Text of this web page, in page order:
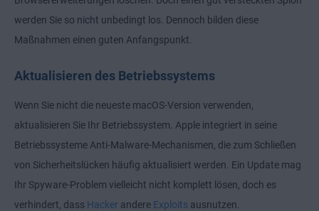
werden Sie so nicht unbedingt los. Dennoch bilden diese
Maßnahmen einen guten Anfangspunkt.
Aktualisieren des Betriebssystems
Wenn Sie nicht die neueste macOS-Version verwenden,
aktualisieren Sie Ihr Betriebssystem. Apple integriert in seine
Betriebssysteme Anti-Malware-Mechanismen, die zum Schließen
von Sicherheitslücken häufig aktualisiert werden. Ein Update mag
Ihr Spyware-Problem vielleicht nicht komplett lösen, doch es
verhindert, dass Hacker andere Exploits ausnutzen.